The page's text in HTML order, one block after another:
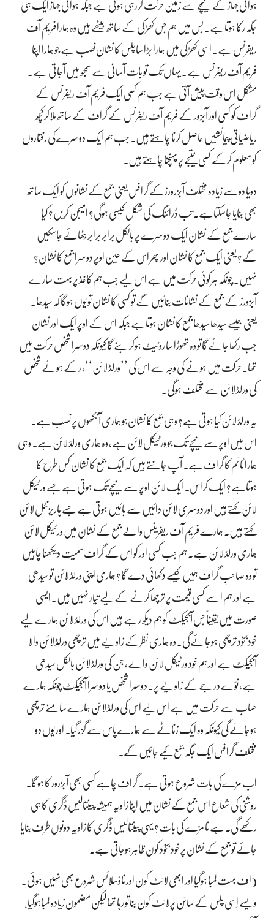
ہوائی جہاز کے نیچے سے زمین حرکت کررہی ہوتی ہے جبکہ ہوائی جہاز ایک ہی
جگہ رکا ہوتاہے۔ بس میں ہم جس کھڑکی کے ساتھ بیٹھے ہیں وہ ہمارا فریم آف
ریفرنس ہے۔ اسی کھڑکی میں ہمارا بڑا سا پلس کا نشان نصب ہے جو ہمارا اپنا
فریم آف ریفرنس ہے۔ یہاں تک تو بات آسانی سے سمجھ میں آجاتی ہے۔
مشکل اس وقت پیش آتی ہے جب ہم کسی ایک فریم آف ریفرنس کے
گراف کو کسی اور آبزور کے فریم آف ریفرنس کے گراف کے ساتھ ملاکر کچھ
ریاضیاتی پیمائشیں حاصل کرنا چاہتے ہیں۔ جب ہم ایک دوسرے کی رفتاروں
کو معلوم کرکے کسی نتیجے پر پہنچنا چاہتے ہیں۔
دویا دو سے زیادہ مختلف آبزرورز کے گرافس یعنی جمع کے نشانوں کو ایک ساتھ
بھی بنایا جاسکتاہے۔ تب ڈرائنگ کی شکل کیسی ہوگی؟ امیجن کریں؟ کیا
سارے جمع کے نشان ایک دوسرے پر بالکل برابر برابر بِٹھائے جاسکیں
گے؟ یعنی ایک جمع کا نشان اور پھر اس کے عین اوپر دوسرا جمع کا نشان؟
نہیں۔ چونکہ ہرکوئی حرکت میں ہے اس لیے جب ہم کاغذ پر بہت سارے
آبزورز کے جمع کے نشانات بنائیں گے تو کسی کا نشان تو یوں ہوگا کہ سیدھا۔
یعنی جیسے سیدھا سیدھا جمع کا نشان ہوتاہے جبکہ اس کے اوپر ایک اور نشان
جب رکھا جائےگا تو وہ تھوڑا سا روٹیٹ ہوکر بنے گا کیونکہ دوسرا شخص حرکت میں
تھا۔ حرکت میں ہونے کی وجہ سے اس کی ’’ورلڈ لائن‘‘، رکے ہوئے شخص
کی ورلڈ لائن سے مختلف ہوگی۔
یہ ورلڈ لائن کیا ہوتی ہے؟ وہی جمع کا نشان جو ہماری آنکھوں پر نصب ہے۔
اس میں اوپرسے نیچے تک جو ورٹیکل لائن ہے، وہ ہماری ورلڈ لائن ہے۔ وہی
ہمارا ٹائم کا گراف ہے۔ آپ جانتے ہیں کہ ایک جمع کا نشان کس طرح کا
ہوتاہے؟ ایک کراس۔ ایک لائن اوپر سے نیچے تک ہوتی ہے جسے ورٹیکل
لائن کہتے ہیں اور دوسری لائن دائیں سے بائیں ہوتی ہے جسے ہاریزنٹل لائن
کہتے ہیں۔ ہمارے فریم آف ریفرینس والے جمع کے نشان میں ورٹیکل لائن
ہماری ورلڈ لائن ہے۔ ہم جب کسی اور کو اس کے گراف سمیت دیکھنا چاہیں
تو وہ صاحبِ گراف ہمیں کیسے دکھائی دے گا؟ ہماری اپنی ورلڈ لائن تو سیدھی
ہے اور ہم اسے کسی قیمت پر ترچھا کرنے کے لیے تیار نہیں ہیں۔ ایسی
صورت میں یقیناً جس آبجیکٹ کو ہم دیکھ رہے ہیں اس کی ورلڈ لائن ہمارے لیے
خودبخود ترچھی ہوجائےگی۔ وہ ہماری نظرکے زاویے میں ترچھی ورلڈ لائن والا
آبجیکٹ ہے اور ہم خود ورٹیکل لائن والے، جن کی ورلڈ لائن بالکل سیدھی
ہے، نوّے درجے کے زاویے پر۔ دوسرا شخص یا دوسرا آبجیکٹ چونکہ ہمارے
حساب سے حرکت میں ہے اس لیے اس کی ورلڈ لائن ہمارے سامنے ترچھی
ہوجائے گی کیونکہ وہ ایک زناٹے سے ہمارے پاس سے گزر گیا۔ اور یوں دو
مختلف گرافس ایک جگہ جمع کیے جائیں گے۔
اب مزے کی بات شروع ہوتی ہے۔ گراف چاہے کسی بھی آبزرور کا ہوگا۔
روشنی کی شعاع اس جمع کے نشان میں اپنا زاویہ ہمیشہ پینتالیس ڈگری کا ہی
رکھے گی۔ ہے نا مزے کی بات؟ یہی پینتالیس ڈگری کا زاویہ دونوں طرف بنایا
جائے تو جمع کے نشان پر خود بخود کون ظاہرہوجاتی ہے۔
(اف بہت لمبا ہوگیا اور ابھی لائٹ کون اور ناؤسلائس شروع بھی نہیں ہوئی۔
ویسے اِسی پلس کے سائن پرلائٹ کون بنا تو رہا تھا لیکن مضمون زیادہ لمباہوگیا!